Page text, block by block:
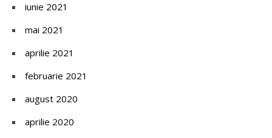
iunie 2021
mai 2021
aprilie 2021
februarie 2021
august 2020
aprilie 2020